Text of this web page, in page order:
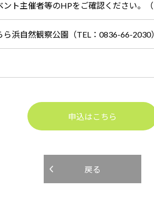
ント主催者等のHPをご確認ください。
浜自然観察公園（TEL：0836-66-2030）
申込はこちら
戻る